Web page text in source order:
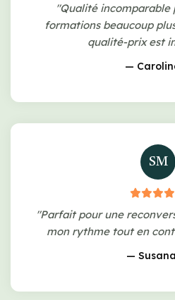
"Qualité incomparable
formations beaucoup
qualité-prix est
—
SM
"Parfait pour une
mon rythme tout en
—